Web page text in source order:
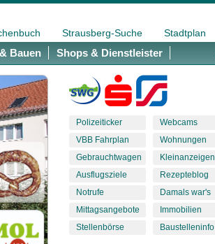
Strausberg-Suche Stadtplan
Bauen Shops & Dienstleister
Polizeiticker
VBB Fahrplan
Gebrauchtwagen
Ausflugsziele
Notrufe
Mittagsangebote
Stellenbörse
Webcams
Wohnungen
Kleinanzeigen
Rezepteblog
Damals war's
Immobilien
Baustelleninfo